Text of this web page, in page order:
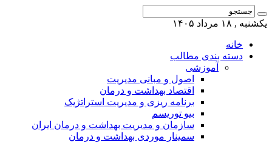
یکشنبه , ۱۸ مرداد ۱۴۰۵
خانه
دسته بندی مطالب
آموزشی
اصول و مبانی مدیریت
اقتصاد بهداشت و درمان
برنامه ریزی و مدیریت استراتژیک
بیو توریسم
سازمان و مدیریت بهداشت و درمان ایران
سمینار موردی بهداشت و درمان